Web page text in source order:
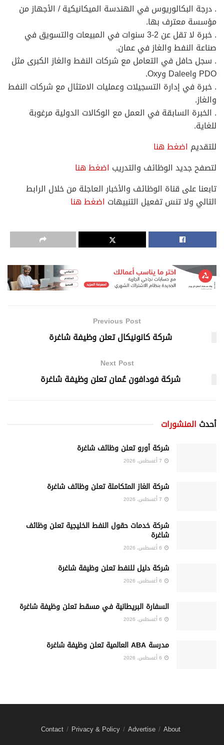
. درجة البكالوريوس في الهندسة الميكانيكية / الأجهاز من
مؤسسة معترف بها.
. خبرة لا تقل عن 2-3 سنوات في المبيعات والتسويق في
صناعة النفط والغاز في عمان.
. سجل حافل في التعامل مع شركات النفط والغاز الكبرى مثل
PDO وDaleel وOxy.
. خبرة في إدارة التسجيلات وعمليات الامتثال مع شركات النفط
والغاز.
. الخبرة السابقة في العمل مع الوكالات الدولية مرغوبة
للغاية.
للتقديم اضغط هنا
لتصفح جديد الوظائف والتدريب اضغط هنا
تابعنا على قناة الوظائف والأخبار العاجلة من خلال الرابط
التالي ولا تنسَ تفعيل التنبيهات اضغط هنا
Previous Post
شركة كانونيكال تعلن وظيفة شاغرة
Next Post
شركة فودافون عُمان تعلن وظيفة شاغرة
أحدث المنشورات
شركة أورو تعلن وظائف شاغرة
شركة الغاز المتكاملة تعلن وظائف شاغرة
شركة خدمات حقول النفط الخليجية تعلن وظائف
شاغرة
شركة دليل للنفط تعلن وظيفة شاغرة
السفارة البريطانية في مسقط تعلن وظيفة شاغرة
مدرسة ABA العالمية تعلن وظيفة شاغرة
About
Advertise
Privacy & Policy
Contact